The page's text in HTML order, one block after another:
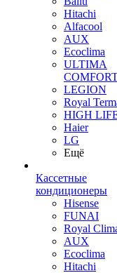
Hitachi
Alfacool
AUX
Ecoclima
ULTIMA
LEGION
Royal
HIGH
Haier
LG
Ещё
Кассетные
кондиционеры
Hisense
FUNAI
Royal
AUX
Ecoclima
Hitachi